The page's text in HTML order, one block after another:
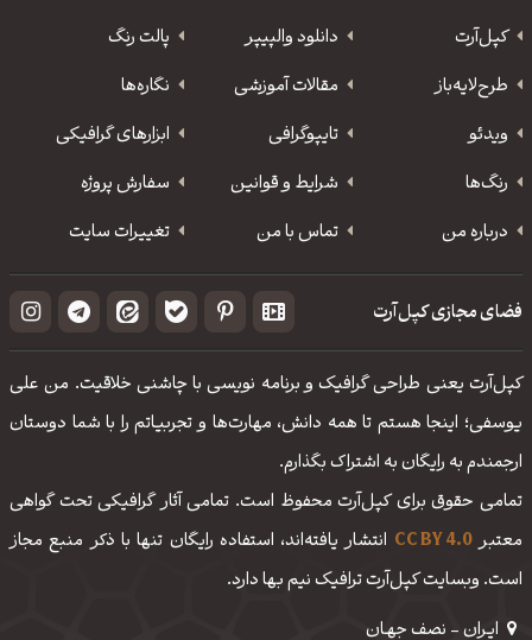
کپل‌آرت دانلود‌ والپیپر
پالت رنگ
طرح‌لایه‌باز
مقالات آموزشی
نگاره‌ها
ویدئو
‌تایپوگرافی
ابزارهای گرافیکی
رنگ‌ها
شرایط و قوانین
سفارش پروژه
درباره من
تماس با من تغییرات سایت
فضای مجازی کپل‌آرت
کپل‌آرت یعنی طراحی گرافیک و برنامه نویسی با چاشنی خلاقیت. من علی
یوسفی؛ اینجا هستم تا همه دانش، مهارت‌‌ها و تجربیاتم را با شما دوستان
ارجمندم به رایگان به اشتراک بگذارم.
تمامی حقوق برای کپل‌آرت محفوظ است. تمامی آثار گرافیکی تحت گواهی
معتبرCC BY 4.0 انتشار یافته‌اند، استفاده رایگان تنها با ذکر منبع مجاز
است. وبسایت کپل‌آرت ترافیک نیم بها دارد.
ایـران - نصف جهـان